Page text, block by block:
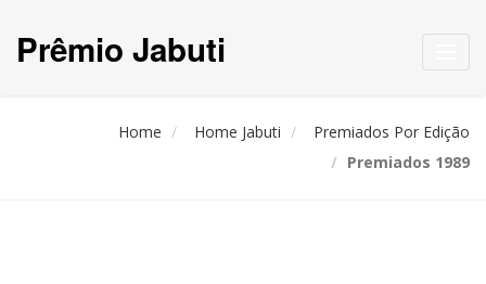
Prêmio Jabuti
Home Home Jabuti
Premiados Por Edição
Premiados 1989